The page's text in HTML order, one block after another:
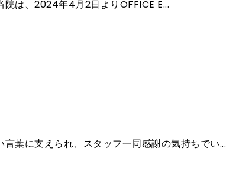
は、2024年4月2日よりOFFICE E...
葉に支えられ、スタッフ一同感謝の気持ちでい...